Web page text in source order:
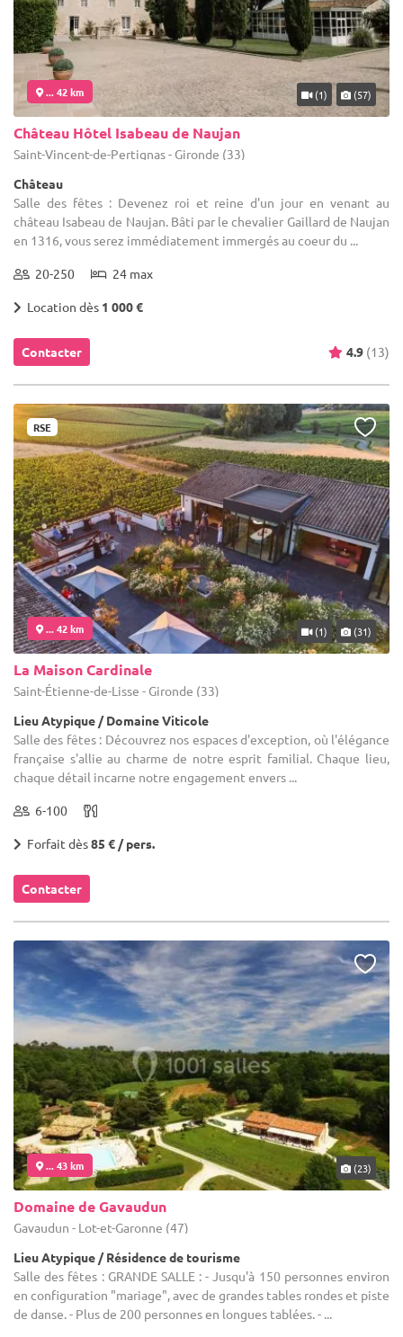
... 42 km (1) (57)
Château Hôtel Isabeau de Naujan
Saint-Vincent-de-Pertignas - Gironde (33)
Château
Salle des fêtes : Devenez roi et reine d'un jour en venant au
château Isabeau de Naujan. Bâti par le chevalier Gaillard de Naujan
en 1316, vous serez immédiatement immergés au coeur du ...
20-250 24 max
Location dès 1 000 €
Contacter 4.9 (13)
RSE
... 42 km (1) (31)
La Maison Cardinale
Saint-Étienne-de-Lisse - Gironde (33)
Lieu Atypique / Domaine Viticole
Salle des fêtes : Découvrez nos espaces d'exception, où l'élégance
française s'allie au charme de notre esprit familial. Chaque lieu,
chaque détail incarne notre engagement envers ...
6-100
Forfait dès85 € / pers.
Contacter
... 43 km (23)
Domaine de Gavaudun
Gavaudun - Lot-et-Garonne (47)
Lieu Atypique / Résidence de tourisme
Salle des fêtes : GRANDE SALLE : - Jusqu'à 150 personnes environ
en configuration "mariage", avec de grandes tables rondes et piste
de danse. - Plus de 200 personnes en longues tablées. - ...